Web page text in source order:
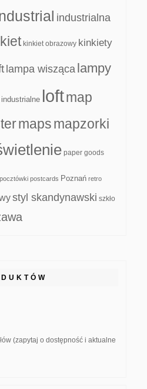
industrialna
kinkiet obrazowy kinkiety
lampa wisząca lampy
industrialne loftmap
mapsmapzorki
paper goods
pocztówki postcards Poznań retro
styl skandynawski szkło
(zapytaj o dostępność i aktualne